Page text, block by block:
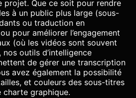
projet. Que ce soit pour rendre
à un public plus large (sous-
ou traduction en
pour améliorer l’engagement
(où les vidéos sont souvent
nos outils d’intelligence
de gérer une transcription
avez également la possibilité
et couleurs des sous-titres
graphique.